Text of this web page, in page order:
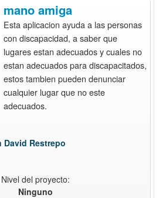
mano amiga
Esta aplicacion ayuda a las personas
con discapacidad, a saber que
lugares estan adecuados y cuales no
estan adecuados para discapacitados,
estos tambien pueden denunciar
cualquier lugar que no este
adecuados.
David Restrepo
Nivel del proyecto:
Ninguno